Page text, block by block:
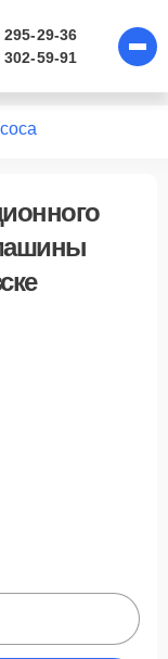
295-29-36
302-59-91